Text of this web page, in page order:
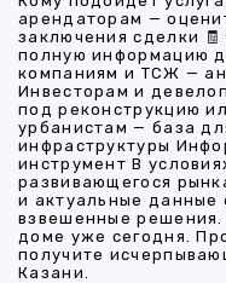
арендаторам —
заключения сделки
полную информацию
компаниям и ТСЖ —
Инвесторам и
под реконструкцию
урбанистам — база
инфраструктуры
инструмент В
развивающегося
и актуальные данные
взвешенные решения.
доме уже сегодня.
получите
Казани.